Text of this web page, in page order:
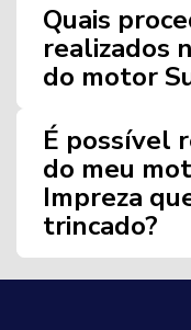
Quais
realizados
do motor
É possível
do meu
Impreza
trincado?